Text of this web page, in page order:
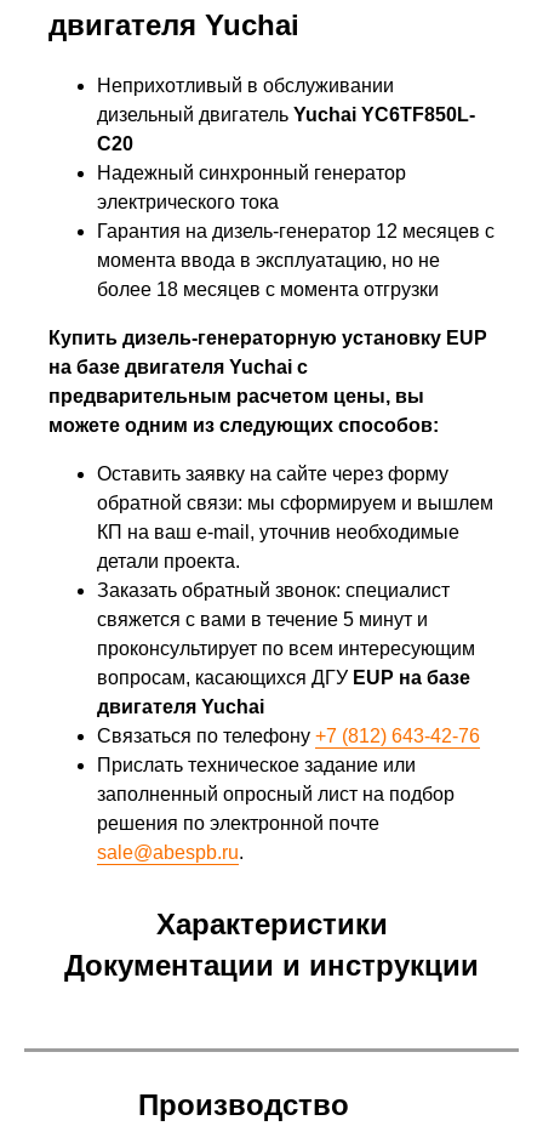
двигателя Yuchai
Неприхотливый в обслуживании
дизельный двигатель Yuchai YC6TF850L-
C20
Надежный синхронный генератор
электрического тока
Гарантия на дизель-генератор 12 месяцев с
момента ввода в эксплуатацию, но не
более 18 месяцев с момента отгрузки
Купить дизель-генераторную установку EUP
на базе двигателя Yuchai с
предварительным расчетом цены, вы
можете одним из следующих способов:
Оставить заявку на сайте через форму
обратной связи: мы сформируем и вышлем
КП на ваш e-mail, уточнив необходимые
детали проекта.
Заказать обратный звонок: специалист
свяжется с вами в течение 5 минут и
проконсультирует по всем интересующим
вопросам, касающихся ДГУ EUP на базе
двигателя Yuchai
Связаться по телефону +7 (812) 643-42-76
Прислать техническое задание или
заполненный опросный лист на подбор
решения по электронной почте
sale@abespb.ru.
Характеристики
Характеристики
Общие
Документации и инструкции
Производство